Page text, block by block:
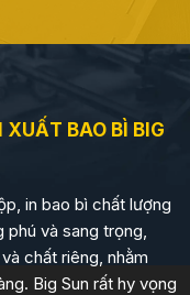
BAO BÌ BIG
in bao bì chất lượng
phú và sang trọng,
chất riêng, nhằm
Big Sun rất hy vọng